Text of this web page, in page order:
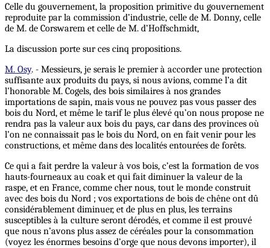
Celle du gouvernement, la proposition primitive du gouvernement
reproduite par la commission d’industrie, celle de M. Donny, celle
de M. de Corswarem et celle de M. d’Hoffschmidt,
La discussion porte sur ces cinq propositions.
M. Osy. - Messieurs, je serais le premier à accorder une protection
suffisante aux produits du pays, si nous avions, comme l’a dit
l’honorable M. Cogels, des bois similaires à nos grandes
importations de sapin, mais vous ne pouvez pas vous passer des
bois du Nord, et même le tarif le plus élevé qu’on nous propose ne
rendra pas la valeur aux bois du pays, car dans des provinces où
l’on ne connaissait pas le bois du Nord, on en fait venir pour les
constructions, et même dans des localités entourées de forêts.
Ce qui a fait perdre la valeur à vos bois, c’est la formation de vos
hauts-fourneaux au coak et qui fait diminuer la valeur de la
raspe, et en France, comme cher nous, tout le monde construit
avec des bois du Nord ; vos exportations de bois de chêne ont dû
considérablement diminuer, et de plus en plus, les terrains
susceptibles à la culture seront dérodés, et comme il est prouvé
que nous n’avons plus assez de céréales pour la consommation
(voyez les énormes besoins d’orge que nous devons importer), il